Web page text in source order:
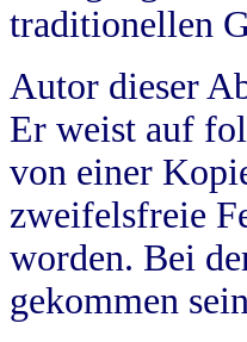
traditionellen
Autor dieser
Er weist auf
von einer
zweifelsfreie
worden. Bei
gekommen